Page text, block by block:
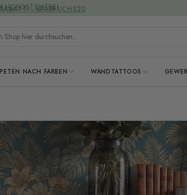
Shop hier durchsuchen...
NACH FARBEN WANDTATTOOS